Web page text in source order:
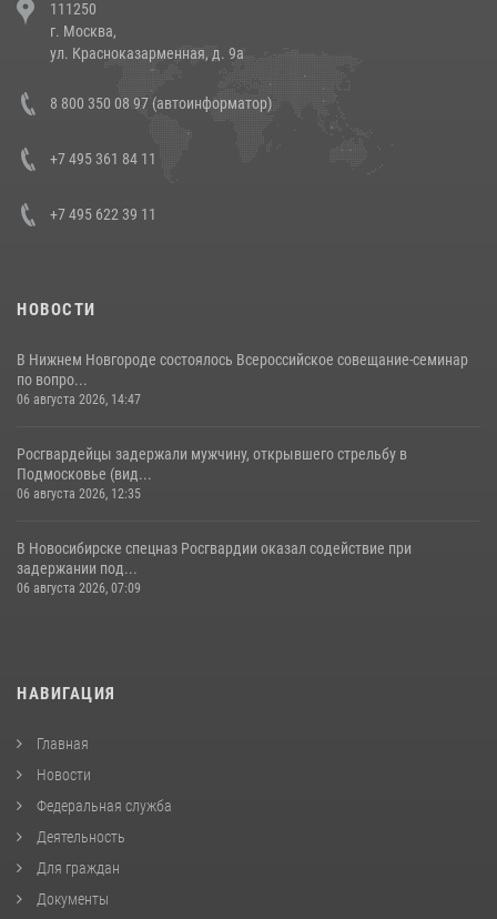
напавших на бригаду скорой помощи (видео)
14 июля 2026, 12:20
В Росгвардии прошла военно-научная конференция по обобщению
боевого опыта
111250
г. Москва,
ул. Красноказарменная, д. 9а
8 800 350 08 97 (автоинформатор)
+7 495 361 84 11
+7 495 622 39 11
НОВОСТИ
В Нижнем Новгороде состоялось Всероссийское совещание-семинар
по вопро...
06 августа 2026, 14:47
Росгвардейцы задержали мужчину, открывшего стрельбу в
Подмосковье (вид...
06 августа 2026, 12:35
В Новосибирске спецназ Росгвардии оказал содействие при
задержании под...
06 августа 2026, 07:09
НАВИГАЦИЯ
Главная
Новости
Федеральная служба
Деятельность
Для граждан
Документы